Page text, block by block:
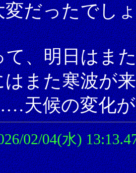
変だったでし
て、明日はま
はまた寒波が
天候の変化が
02/04(水)